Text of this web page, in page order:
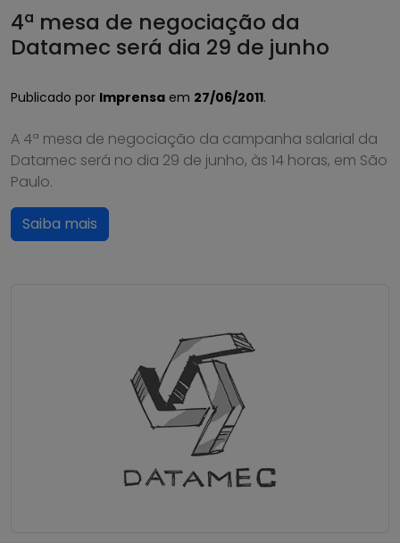
4ª mesa de negociação da
Datamec será dia 29 de junho
Publicado por Imprensa em 27/06/2011.
A 4ª mesa de negociação da campanha salarial da
Datamec será no dia 29 de junho, às 14 horas, em São
Paulo.
Saiba mais